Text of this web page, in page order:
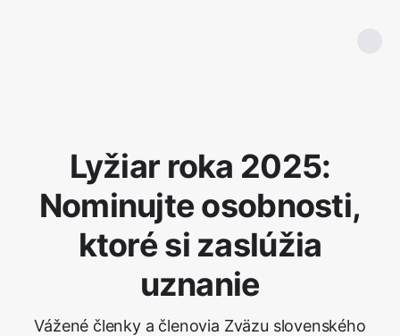
Lyžiar roka 2025:
Nominujte osobnosti,
ktoré si zaslúžia
uznanie
Vážené členky a členovia Zväzu slovenského